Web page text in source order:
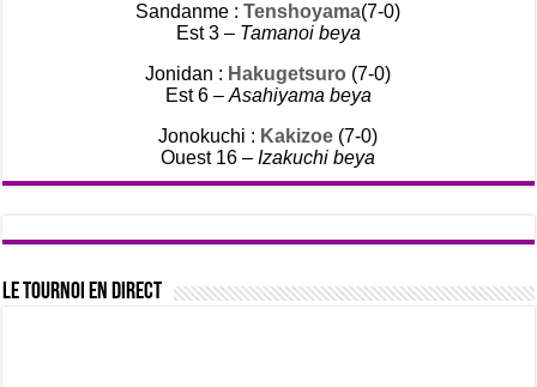
Sandanme :Tenshoyama(7-0)
Est 3 – Tamanoi beya
Jonidan : Hakugetsuro (7-0)
Est 6 – Asahiyama beya
Jonokuchi : Kakizoe (7-0)
Ouest 16 –Izakuchi beya
Le tournoi en direct